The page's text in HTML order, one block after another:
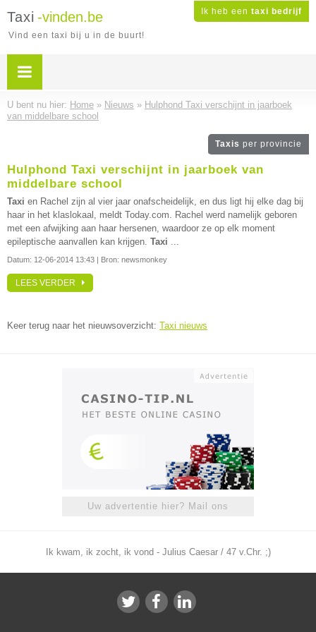
Ik heb een taxi bedrijf
Taxi -vinden.be
Vind een taxi bij u in de buurt!
U bent nu hier: Home » Nieuws » Hulphond Taxi verschijnt in jaarboek
van middelbare school
Taxis per provincie
Hulphond Taxi verschijnt in jaarboek van
middelbare school
Taxi en Rachel zijn al vier jaar onafscheidelijk, en dus ligt hij elke dag bij
haar in het klaslokaal, meldt Today.com. Rachel werd namelijk geboren
met een afwijking aan haar hersenen, waardoor ze op elk moment
epileptische aanvallen kan krijgen. Taxi ...
Datum: 12-06-2014 13:43 | Bron: newsmonkey
LEES VERDER
Keer terug naar het nieuwsoverzicht: Taxi nieuws
Uw advertentie hier? Mail ons
Ik kwam, ik zocht, ik vond - Julius Caesar / 47 v.Chr. ;)